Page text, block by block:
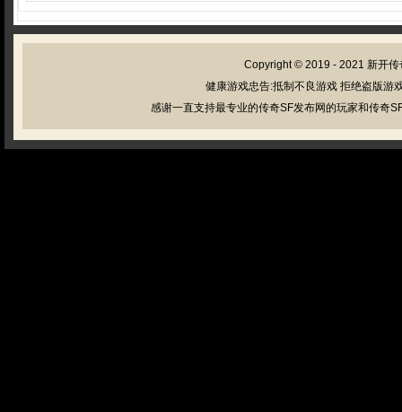
Copyright © 2019 - 2021 新开传
健康游戏忠告:抵制不良游戏 拒绝盗版游
感谢一直支持最专业的传奇SF发布网的玩家和传奇